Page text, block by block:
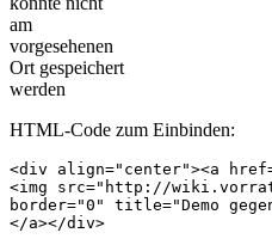
am
vorgesehenen
Ort gespeichert
werden
HTML-Code zum Einbinden:
<div align="center"><a
<img src="http://
border="0" title="Demo
</a></div>